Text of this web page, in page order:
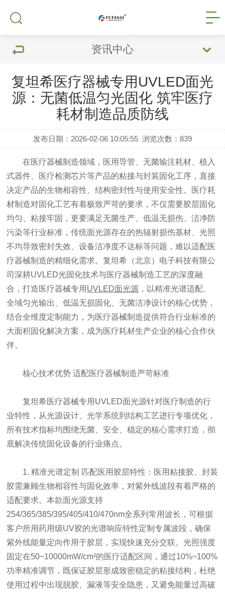
资讯中心
复坦希医疗器械专用UVLED面光
源：无菌低温匀光固化 筑牢医疗
耗材制造品质防线
发布日期：2026-02-06 10:05:55 浏览次数：839
在医疗器械制造领域，医用导管、无菌输注耗材、植入
式器件、医疗检测芯片等产品的粘接与封装固化工序，直接
决定产品的生物相容性、结构密封性与使用安全性。医疗耗
材制造对固化工艺有着极致严苛的要求，不仅需要胶层固化
均匀、粘接牢固，更要满足无菌生产、低温无损伤、洁净防
污染等行业标准，传统面光源存在的热辐射损伤基材、光照
不均导致密封失效、设备洁净度不达标等问题，难以适配医
疗器械制造的精细化需求。复坦希（北京）电子科技有限公
司深耕UVLED光固化技术与医疗器械制造工艺的深度融
合，打造医疗器械专用 UVLED面光源 ，以精准光谱适配、
全域匀光输出、低温无损固化、无菌洁净设计的核心优势，
结合全维度定制能力，为医疗器械制造提供符合行业标准的
大面积固化解决方案，成为医疗耗材生产企业的核心合作伙
伴。
核心技术优势 适配医疗器械制造严苛标准
复坦希医疗器械专用UVLED面光源针对医疗制造的行
业特性，从光源设计、光学系统到结构工艺进行专项优化，
所有技术指标均围绕无菌、安全、稳定的核心需求打造，彻
底解决传统固化设备的行业痛点。
1. 精准光谱定制 匹配医用胶层特性：医用粘接胶、封装
胶需兼顾生物相容性与固化效率，对紫外线波段有着严格的
适配要求。本款面光源支持
254/365/385/395/405/410/470nm全系列常用波长，可根据
客户所用药用级UV胶的光谱响应特性定制专属波段，确保
紫外线能量定向作用于胶层，实现快速充分交联。光照强度
固定在50~10000mW/cm²的医疗适配区间，通过10%~100%
功率精准调节，既保证胶层形成致密稳定的粘接结构，杜绝
使用过程中出现脱胶、漏液等安全隐患，又避免能量过高破